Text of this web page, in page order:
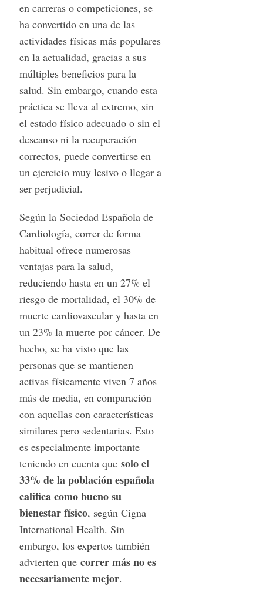
en carreras o competiciones, se
ha convertido en una de las
actividades físicas más populares
en la actualidad, gracias a sus
múltiples beneficios para la
salud. Sin embargo, cuando esta
práctica se lleva al extremo, sin
el estado físico adecuado o sin el
descanso ni la recuperación
correctos, puede convertirse en
un ejercicio muy lesivo o llegar a
ser perjudicial.
Según la Sociedad Española de
Cardiología, correr de forma
habitual ofrece numerosas
ventajas para la salud,
reduciendo hasta en un 27% el
riesgo de mortalidad, el 30% de
muerte cardiovascular y hasta en
un 23% la muerte por cáncer. De
hecho, se ha visto que las
personas que se mantienen
activas físicamente viven 7 años
más de media, en comparación
con aquellas con características
similares pero sedentarias. Esto
es especialmente importante
teniendo en cuenta que solo el
33% de la población española
califica como bueno su
bienestar físico, según Cigna
International Health. Sin
embargo, los expertos también
advierten que correr más no es
necesariamente mejor.